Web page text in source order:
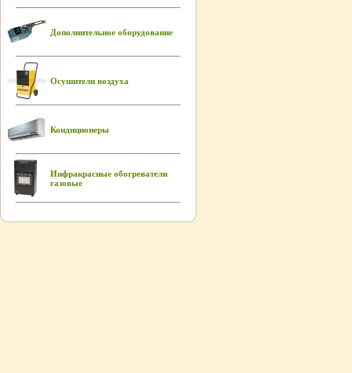
Дополнительное оборудование
Осушители воздуха
Кондиционеры
Инфракрасные обогреватели
газовые